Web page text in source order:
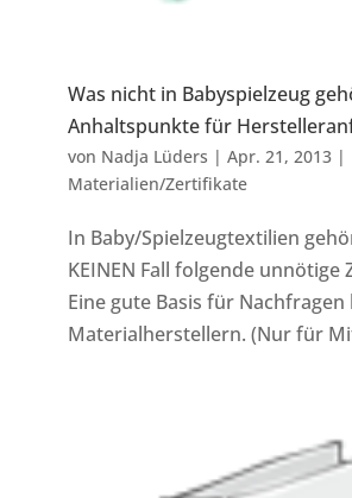
Was nicht in Babyspielzeug
Anhaltspunkte für
von Nadja Lüders | Apr. 21, 2013|
Materialien/Zertifikate
In Baby/Spielzeugtextilien
KEINEN Fall folgende unnötige
Eine gute Basis für Nachfragen
Materialherstellern. (Nur für